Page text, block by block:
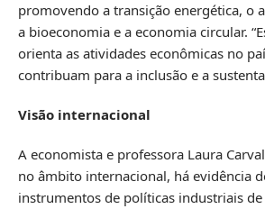
promovendo a transição energética, o
a bioeconomia e a economia circular.
orienta as atividades econômicas no
contribuam para a inclusão e a
Visão internacional
A economista e professora Laura
no âmbito internacional, há evidência
instrumentos de políticas industriais de